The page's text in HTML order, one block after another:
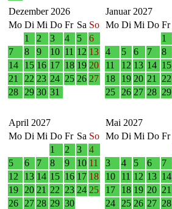
Dezember 2026
Mo Di Mi Do Fr Sa So
1
2 3 4 5
6
7
8 9 10 11 12 13
14
15 16 17 18 19 20
21
22 23 24 25 26 27
28
29 30 31
Januar 2027
Mo Di Mi Do Fr
1
4
5 6 7 8
11
12 13 14 15
18
19 20 21 22
25
26 27 28 29
April 2027
Mo Di Mi Do Fr Sa So
1
2 3
4
5
6 7 8 9 10 11
12
13 14 15 16 17 18
19
20 21 22 23 24 25
26
27 28 29 30
Mai 2027
Mo Di Mi Do Fr
3
4 5 6 7
10
11 12 13 14
17
18 19 20 21
24
25 26 27 28